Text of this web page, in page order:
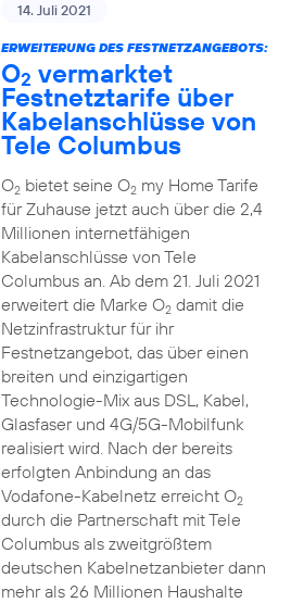
14. Juli 2021
ERWEITERUNG DES FESTNETZANGEBOTS:
O2 vermarktet
Festnetztarife über
Kabelanschlüsse von
Tele Columbus
O2bietet seine O2my Home Tarife
für Zuhause jetzt auch über die 2,4
Millionen internetfähigen
Kabelanschlüsse von Tele
Columbus an. Ab dem 21. Juli 2021
erweitert die Marke O2damit die
Netzinfrastruktur für ihr
Festnetzangebot, das über einen
breiten und einzigartigen
Technologie-Mix aus DSL, Kabel,
Glasfaser und 4G/5G-Mobilfunk
realisiert wird. Nach der bereits
erfolgten Anbindung an das
Vodafone-Kabelnetz erreicht O2
durch die Partnerschaft mit Tele
Columbus als zweitgrößtem
deutschen Kabelnetzanbieter dann
mehr als 26 Millionen Haushalte